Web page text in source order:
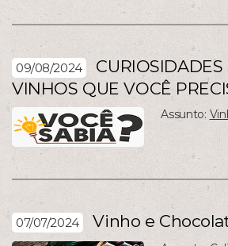
09/08/2024
CURIOSIDADES
VINHOS QUE VOCÊ
Assunto:
07/07/2024 Vinho e